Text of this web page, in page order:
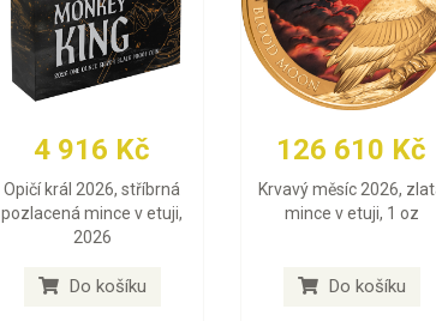
4 916 Kč
Opičí král 2026, stříbrná
pozlacená mince v etuji,
2026
Do košíku
126 610 Kč
Krvavý měsíc 2026,
mince v etuji, 1 oz
Do košíku